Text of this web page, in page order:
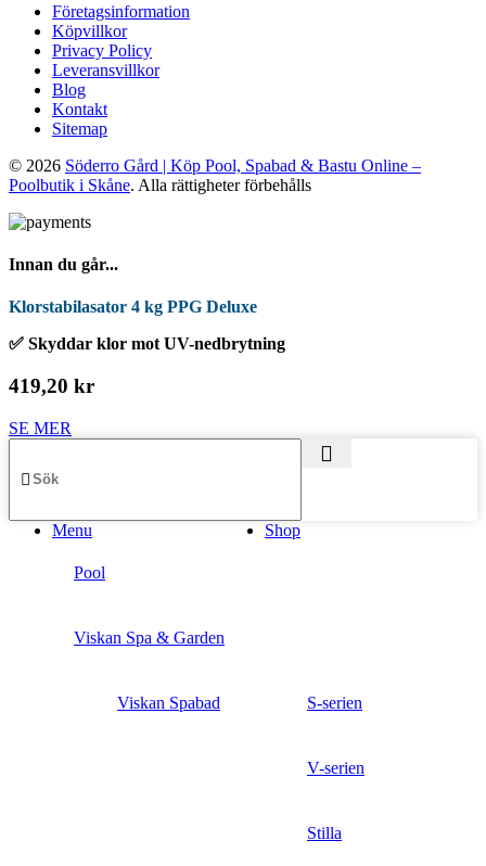
Företagsinformation
Köpvillkor
Privacy Policy
Leveransvillkor
Blog
Kontakt
Sitemap
© 2026 Söderro Gård | Köp Pool, Spabad & Bastu Online –
Poolbutik i Skåne. Alla rättigheter förbehålls
Innan du går...
Klorstabilasator 4 kg PPG Deluxe
✅ Skyddar klor mot UV-nedbrytning
419,20 kr
SE MER
Menu Shop
Pool
Viskan Spa & Garden
Viskan Spabad S-serien
V-serien
Stilla